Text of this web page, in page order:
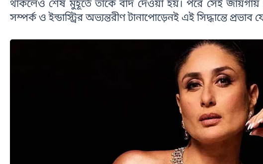
থাকলেও শেষ মুহূর্তে তাকে বাদ দেওয়া হয়। পরে সেই জায়গায়
সম্পর্ক ও ইন্ডাস্ট্রির অভ্যন্তরীণ টানাপোড়েনই এই সিদ্ধান্তে প্রভাব